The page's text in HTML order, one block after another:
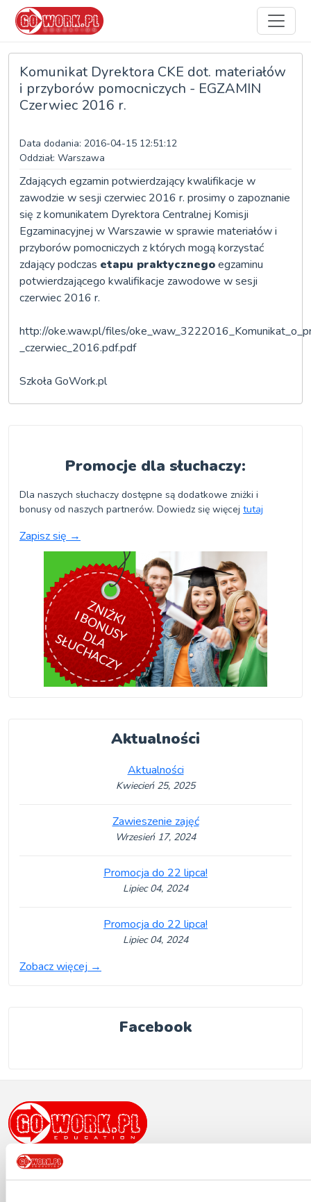
Komunikat Dyrektora CKE dot. materiałów
i przyborów pomocniczych - EGZAMIN
Czerwiec 2016 r.
Data dodania: 2016-04-15 12:51:12
Oddział: Warszawa
Zdających egzamin potwierdzający kwalifikacje w
zawodzie w sesji czerwiec 2016 r. prosimy o zapoznanie
się z komunikatem Dyrektora Centralnej Komisji
Egzaminacyjnej w Warszawie w sprawie materiałów i
przyborów pomocniczych z których mogą korzystać
zdający podczas etapu praktycznegoegzaminu
potwierdzającego kwalifikacje zawodowe w sesji
czerwiec 2016 r.
http://oke.waw.pl/files/
_czerwiec_2016.pdf.pdf
Szkoła GoWork.pl
Promocje dla słuchaczy:
Dla naszych słuchaczy dostępne są dodatkowe zniżki i
bonusy od naszych partnerów. Dowiedz się więcej tutaj
Zapisz się →
Aktualności
Aktualności
Kwiecień 25, 2025
Zawieszenie zajęć
Wrzesień 17, 2024
Promocja do 22 lipca!
Lipiec 04, 2024
Promocja do 22 lipca!
Lipiec 04, 2024
Zobacz więcej →
Facebook